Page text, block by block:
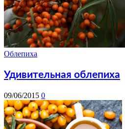
Облепиха
Удивительная облепиха
09/06/2015 0